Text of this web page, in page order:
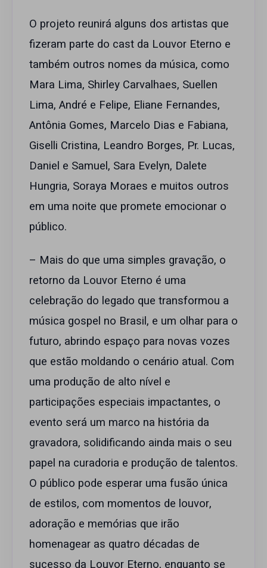
O projeto reunirá alguns dos artistas que
fizeram parte do cast da Louvor Eterno e
também outros nomes da música, como
Mara Lima, Shirley Carvalhaes, Suellen
Lima, André e Felipe, Eliane Fernandes,
Antônia Gomes, Marcelo Dias e Fabiana,
Giselli Cristina, Leandro Borges, Pr. Lucas,
Daniel e Samuel, Sara Evelyn, Dalete
Hungria, Soraya Moraes e muitos outros
em uma noite que promete emocionar o
público.
– Mais do que uma simples gravação, o
retorno da Louvor Eterno é uma
celebração do legado que transformou a
música gospel no Brasil, e um olhar para o
futuro, abrindo espaço para novas vozes
que estão moldando o cenário atual. Com
uma produção de alto nível e
participações especiais impactantes, o
evento será um marco na história da
gravadora, solidificando ainda mais o seu
papel na curadoria e produção de talentos.
O público pode esperar uma fusão única
de estilos, com momentos de louvor,
adoração e memórias que irão
homenagear as quatro décadas de